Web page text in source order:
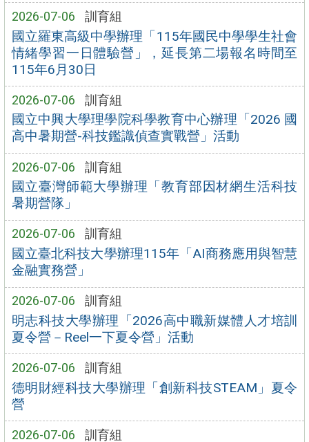
2026-07-06 訓育組
國立羅東高級中學辦理「115年國民中學學生社會
情緒學習一日體驗營」，延長第二場報名時間至
115年6月30日
2026-07-06 訓育組
國立中興大學理學院科學教育中心辦理「2026 國
高中暑期營-科技鑑識偵查實戰營」活動
2026-07-06 訓育組
國立臺灣師範大學辦理「教育部因材網生活科技
暑期營隊」
2026-07-06 訓育組
國立臺北科技大學辦理115年「AI商務應用與智慧
金融實務營」
2026-07-06 訓育組
明志科技大學辦理「2026高中職新媒體人才培訓
夏令營－Reel一下夏令營」活動
2026-07-06 訓育組
德明財經科技大學辦理「創新科技STEAM」夏令
營
2026-07-06 訓育組